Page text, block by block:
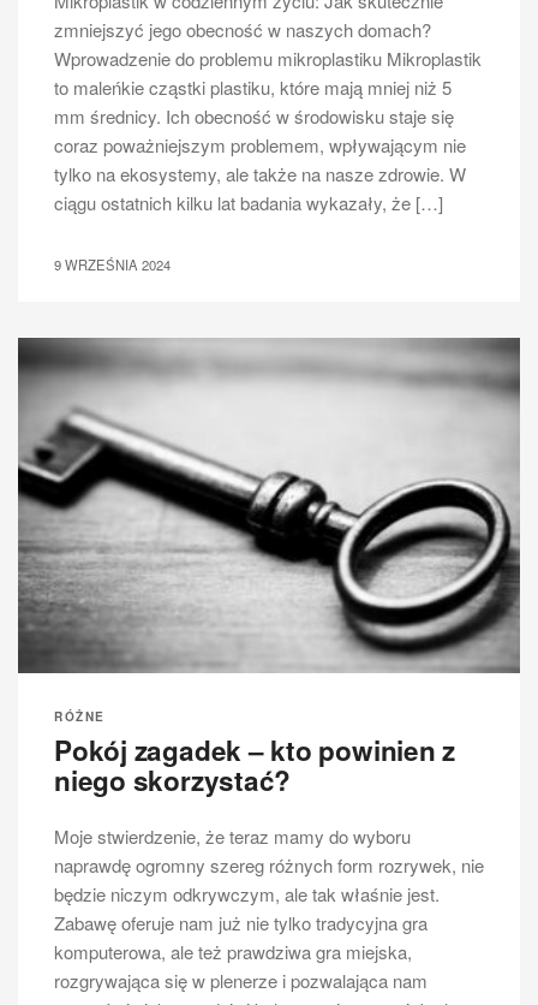
zmniejszyć jego obecność w naszych domach?
Wprowadzenie do problemu mikroplastiku Mikroplastik
to maleńkie cząstki plastiku, które mają mniej niż 5
mm średnicy. Ich obecność w środowisku staje się
coraz poważniejszym problemem, wpływającym nie
tylko na ekosystemy, ale także na nasze zdrowie. W
ciągu ostatnich kilku lat badania wykazały, że […]
9 WRZEŚNIA 2024
RÓŻNE
Pokój zagadek – kto powinien z
niego skorzystać?
Moje stwierdzenie, że teraz mamy do wyboru
naprawdę ogromny szereg różnych form rozrywek, nie
będzie niczym odkrywczym, ale tak właśnie jest.
Zabawę oferuje nam już nie tylko tradycyjna gra
komputerowa, ale też prawdziwa gra miejska,
rozgrywająca się w plenerze i pozwalająca nam